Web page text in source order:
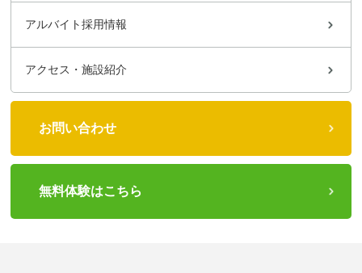
アルバイト採用情報
アクセス・施設紹介
お問い合わせ
無料体験はこちら